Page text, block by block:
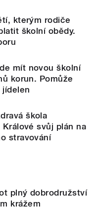
kterým rodiče
školní obědy.
mít novou školní
korun. Pomůže
škola
svůj plán na
stravování
plný dobrodružství
krážem